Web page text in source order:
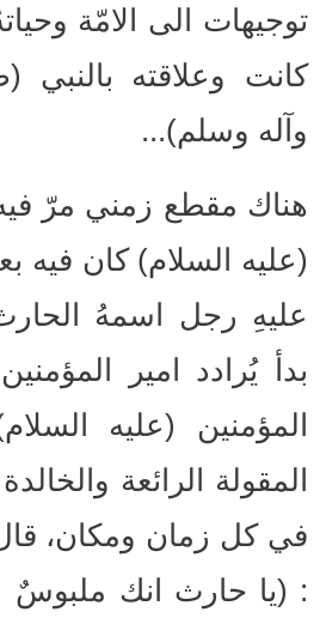
توجيهات الى الامّة
كانت وعلاقته بالنبي
وآله وسلم)...
هناك مقطع زمني مرّ فيه
(عليه السلام) كان فيه
عليهِ رجل اسمهُ
بدأ يُرادد امير
المؤمنين (عليه
المقولة الرائعة
في كل زمان ومكان،
: (يا حارث انك ملبوسٌ